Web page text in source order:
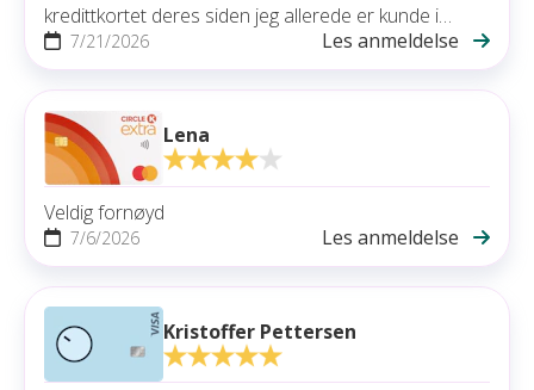
kredittkortet deres siden jeg allerede er kunde i
banken. Jeg liker at reiseforsikring er inkludert, men
jeg vurderer å bytte til et cashbackkort.
7/21/2026 Les anmeldelse
Lena
Veldig fornøyd
7/6/2026 Les anmeldelse
Kristoffer Pettersen